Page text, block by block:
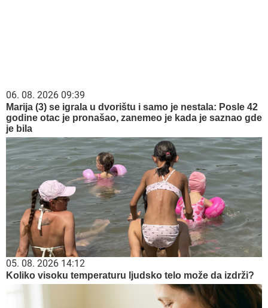
06. 08. 2026 09:39
Marija (3) se igrala u dvorištu i samo je nestala: Posle 42
godine otac je pronašao, zanemeo je kada je saznao gde
je bila
05. 08. 2026 14:12
Koliko visoku temperaturu ljudsko telo može da izdrži?